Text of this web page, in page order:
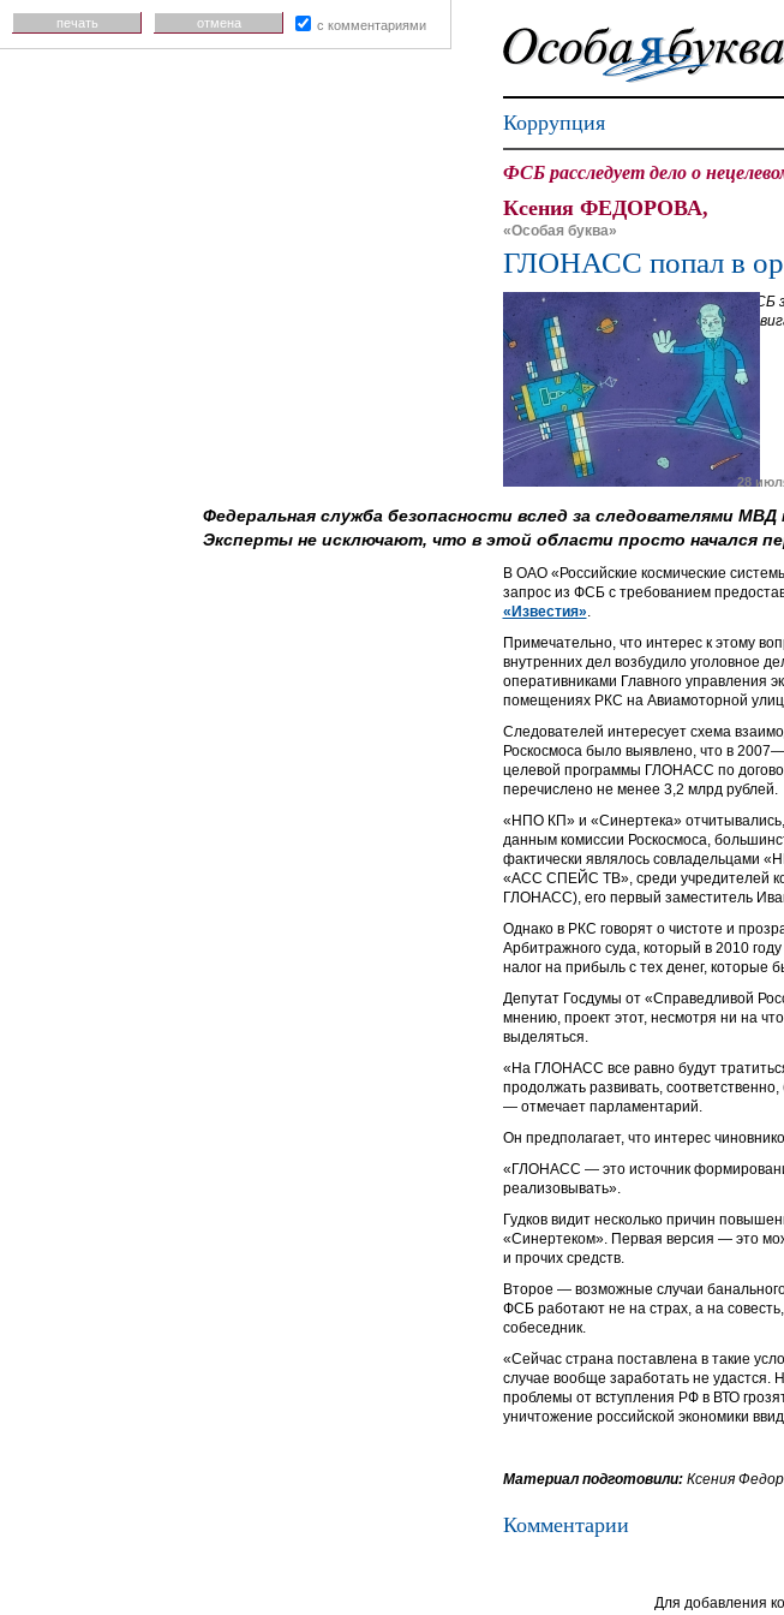
Коррупция
ФСБ расследует дело о
Ксения ФЕДОРОВА,
«Особая буква»
ГЛОНАСС попал в
ФСБ
28
Федеральная служба безопасности вслед за следователями
Эксперты не исключают, что в этой области просто начался
В ОАО «Российские космические
запрос из ФСБ с требованием
«Известия».
Примечательно, что интерес к этому
внутренних дел возбудило уголовное
оперативниками Главного управления
помещениях РКС на Авиамоторной
Следователей интересует схема
Роскосмоса было выявлено, что в
целевой программы ГЛОНАСС по
перечислено не менее 3,2 млрд рублей.
«НПО КП» и «Синертека»
данным комиссии Роскосмоса,
фактически являлось совладельцами
«АСС СПЕЙС ТВ», среди учредителей
ГЛОНАСС), его первый заместитель
Однако в РКС говорят о чистоте и
Арбитражного суда, который в 2010
налог на прибыль с тех денег, которые
Депутат Госдумы от «Справедливой
мнению, проект этот, несмотря ни на
выделяться.
«На ГЛОНАСС все равно будут
продолжать развивать,
— отмечает парламентарий.
Он предполагает, что интерес
«ГЛОНАСС — это источник
реализовывать».
Гудков видит несколько причин
«Синертеком». Первая версия — это
и прочих средств.
Второе — возможные случаи
ФСБ работают не на страх, а на
собеседник.
«Сейчас страна поставлена в такие
случае вообще заработать не удастся.
проблемы от вступления РФ в ВТО
уничтожение российской экономики
Материал подготовили:Ксения
Комментарии
Для добавления
печать отмена с комментариями